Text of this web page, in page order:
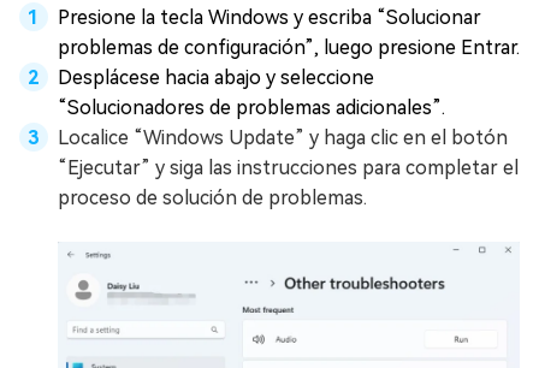
Presione la tecla Windows y escriba “Solucionar
problemas de configuración”, luego presione Entrar.
Desplácese hacia abajo y seleccione
“Solucionadores de problemas adicionales”.
Localice “Windows Update” y haga clic en el botón
“Ejecutar” y siga las instrucciones para completar el
proceso de solución de problemas.